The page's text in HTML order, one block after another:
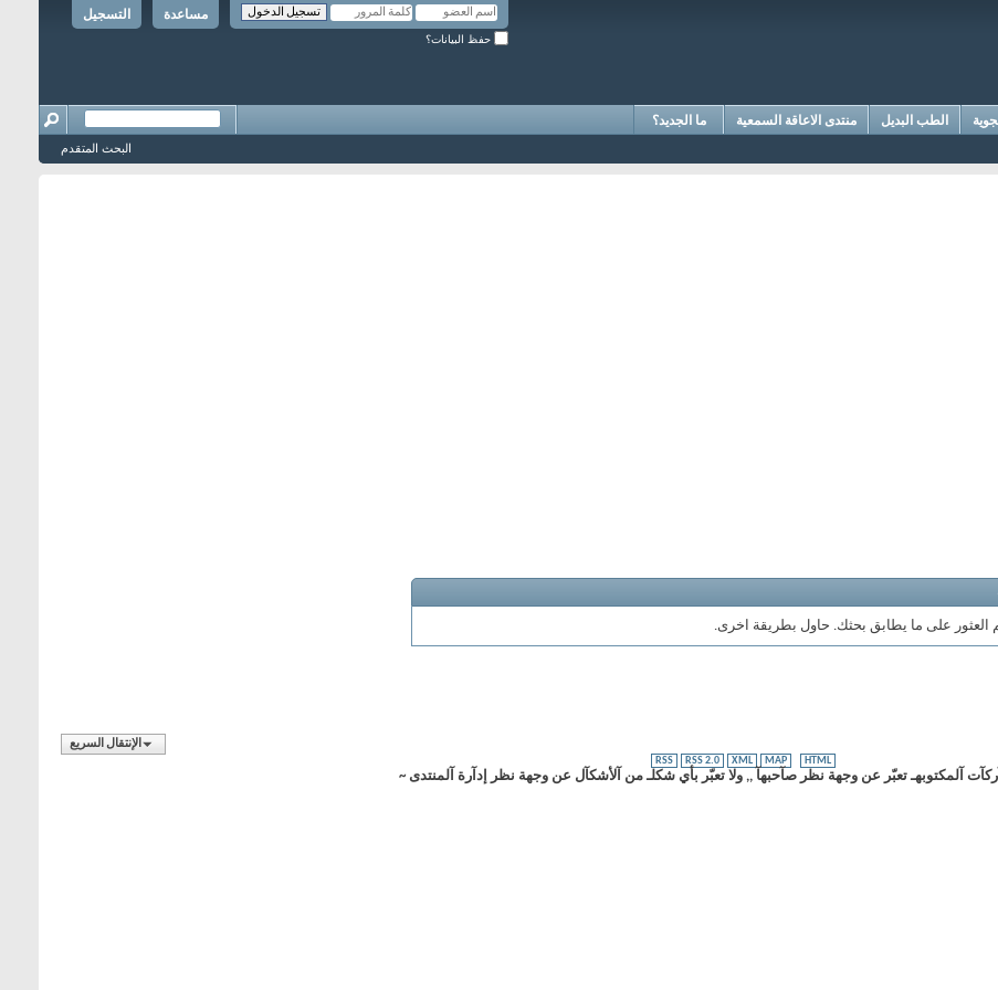
التسجيل مساعدة
حفظ البيانات؟
الطب البديل منتدى الاعاقة السمعية ما الجديد؟
البحث المتقدم
العثور على ما يطابق بحثك. حاول بطريقة اخرى.
الإنتقال السريع
RSS
RSS 2.0 XML MAP HTML
آلمكتوبهـ تعبّر عن وجهة نظر صآحبهآ ,, ولا تعبّر بأي شكلـ من آلأشكآل عن وجهة نظر إدآرة آلمنتدى ~